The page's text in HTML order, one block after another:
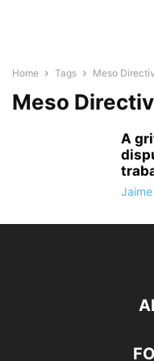
Home Tags Meso
Meso
A